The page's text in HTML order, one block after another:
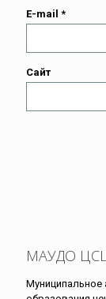
E-mail *
Сайт
МАУДО
Муниципальное